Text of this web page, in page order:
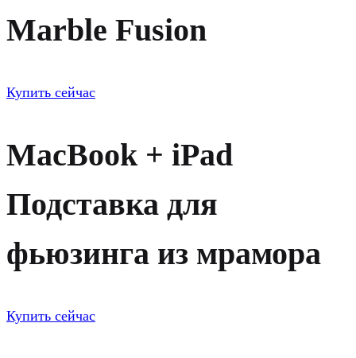
Marble Fusion
Купить сейчас
MacBook + iPad
Подставка для
фьюзинга из мрамора
Купить сейчас